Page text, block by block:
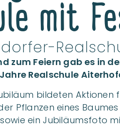
mit
zum Feiern gab es in
Realschule
bildeten Aktionen
Pflanzen eines
ein Jubiläumsfoto